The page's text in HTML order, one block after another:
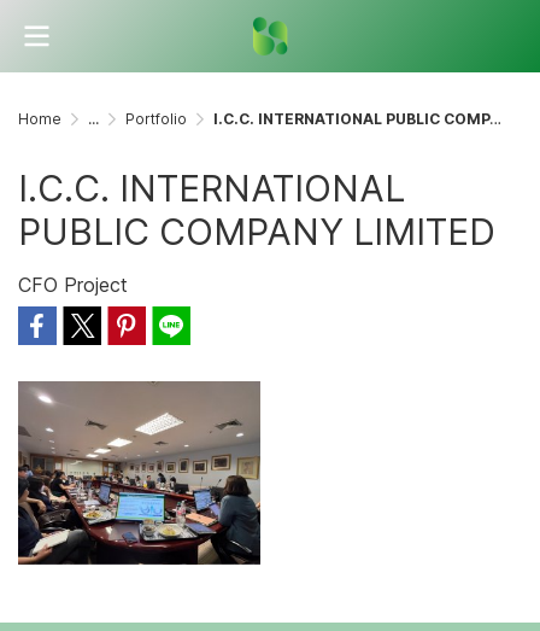
Home ... Portfolio I.C.C. INTERNATIONAL PUBLIC COMPANY LIMITED
I.C.C. INTERNATIONAL
PUBLIC COMPANY LIMITED
CFO Project